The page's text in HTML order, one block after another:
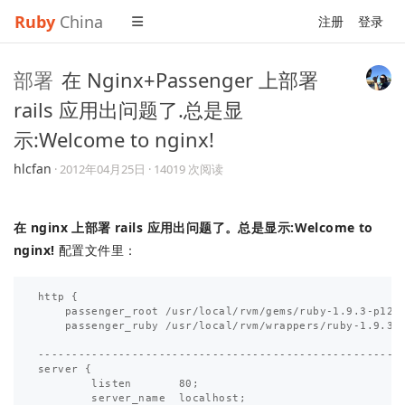
Ruby China 注册 登录
部署 在 Nginx+Passenger 上部署
rails 应用出问题了.总是显
示:Welcome to nginx!
hlcfan ·2012年04月25日 · 14019 次阅读
在 nginx 上部署 rails 应用出问题了。总是显示:Welcome to
nginx! 配置文件里：
http {
passenger_root /usr/local/rvm/gems/ruby-1.9.3-
passenger_ruby /usr/local/rvm/wrappers/ruby-1.9.3-
server {
        listen       80;
        server_name  localhost;